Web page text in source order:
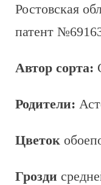
Ростовская
патент
Автор сорта:
Родители:
Цветок
Грозди